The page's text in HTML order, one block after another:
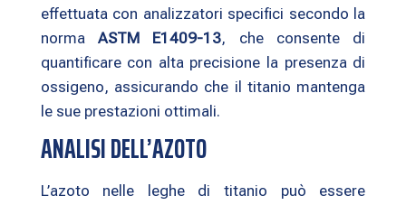
effettuata con analizzatori specifici secondo la
normaASTM E1409-13, che consente di
quantificare con alta precisione la presenza di
ossigeno, assicurando che il titanio mantenga
le sue prestazioni ottimali.
ANALISI DELL’AZOTO
L’azoto nelle leghe di titanio può essere